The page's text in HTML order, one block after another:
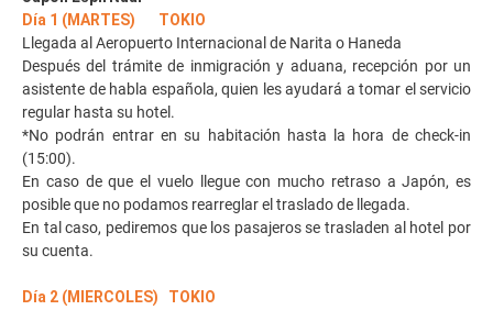
Día 1 (MARTES) TOKIO
Llegada al Aeropuerto Internacional de Narita o Haneda
Después del trámite de inmigración y aduana, recepción por un
asistente de habla española, quien les ayudará a tomar el servicio
regular hasta su hotel.
*No podrán entrar en su habitación hasta la hora de check-in
(15:00).
En caso de que el vuelo llegue con mucho retraso a Japón, es
posible que no podamos rearreglar el traslado de llegada.
En tal caso, pediremos que los pasajeros se trasladen al hotel por
su cuenta.
Día 2 (MIERCOLES) TOKIO